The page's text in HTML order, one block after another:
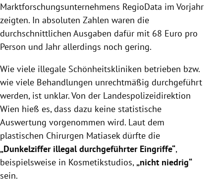
Marktforschungsunternehmens RegioData im Vorjahr
zeigten. In absoluten Zahlen waren die
durchschnittlichen Ausgaben dafür mit 68 Euro pro
Person und Jahr allerdings noch gering.
Wie viele illegale Schönheitskliniken betrieben bzw.
wie viele Behandlungen unrechtmäßig durchgeführt
werden, ist unklar. Von der Landespolizeidirektion
Wien hieß es, dass dazu keine statistische
Auswertung vorgenommen wird. Laut dem
plastischen Chirurgen Matiasek dürfte die
„Dunkelziffer illegal durchgeführter Eingriffe“,
beispielsweise in Kosmetikstudios,„nicht niedrig“
sein.